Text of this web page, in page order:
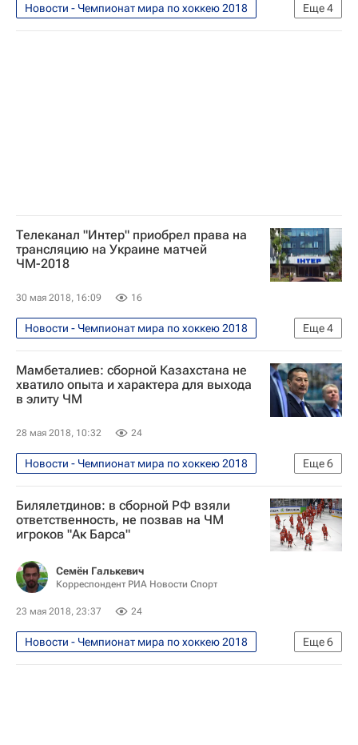
Еще4
Новости - Чемпионат мира по хоккею 2018
Футбол
Спорт
Телеканал "Интер" приобрел права на
трансляцию на Украине матчей
ЧМ-2018
30 мая 2018, 16:09 16
Еще4
Новости - Чемпионат мира по хоккею 2018
Футбол
Спорт
Чемпионат мира по хоккею 2018
Чемпионат мира по футболу 2018
Мамбеталиев: сборной Казахстана не
хватило опыта и характера для выхода
в элиту ЧМ
28 мая 2018, 10:32 24
Еще6
Новости - Чемпионат мира по хоккею 2018
Хоккей
Спорт
Чемпионат мира по хоккею 2018
Галым Мамбеталиев
Чемпионат мира по хоккею
Билялетдинов: в сборной РФ взяли
ответственность, не позвав на ЧМ
игроков "Ак Барса"
Семён Галькевич
Корреспондент РИА Новости Спорт
23 мая 2018, 23:37 24
Еще6
Новости - Чемпионат мира по хоккею 2018
Хоккей
Спорт